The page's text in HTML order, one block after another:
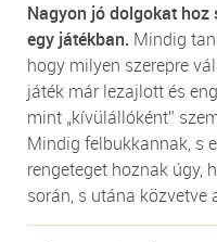
Nagyon jó dolgokat hoz
egy játékban. Mindig
hogy milyen szerepre
játék már lezajlott és
mint „kívülállóként”
Mindig felbukkannak, s
rengeteget hoznak úgy,
során, s utána közvetve